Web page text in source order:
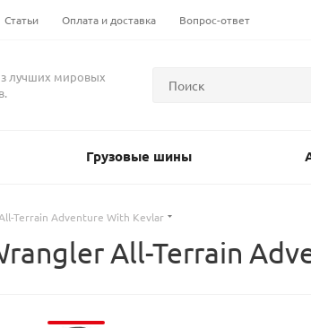
Статьи Оплата и доставка Вопрос-ответ
лучших мировых
Грузовые шины
Terrain Adventure With Kevlar
All-Terrain